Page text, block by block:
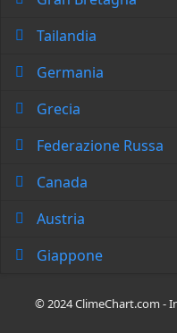
Tailandia
Germania
Grecia
Federazione Russa
Canada
Austria
Giappone
© 2024 ClimeChart.com -